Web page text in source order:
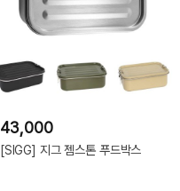
43,000
[SIGG] 지그 젬스톤 푸드박스